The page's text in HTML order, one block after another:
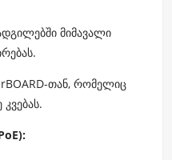
მიმავალი
თან, რომელიც